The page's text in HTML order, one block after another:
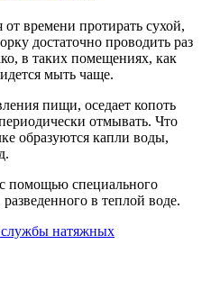
времени протирать сухой,
достаточно проводить раз
в таких помещениях, как
мыть чаще.
пищи, оседает копоть
отмывать. Что
образуются капли воды,
с помощью специального
в теплой воде.
натяжных